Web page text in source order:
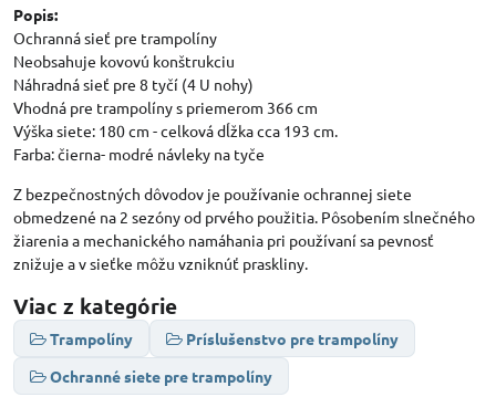
Popis:
Ochranná sieť pre trampolíny
Neobsahuje kovovú konštrukciu
Náhradná sieť pre 8 tyčí (4 U nohy)
Vhodná pre trampolíny s priemerom 366 cm
Výška siete: 180 cm - celková dĺžka cca 193 cm.
Farba: čierna- modré návleky na tyče
Z bezpečnostných dôvodov je používanie ochrannej siete
obmedzené na 2 sezóny od prvého použitia. Pôsobením slnečného
žiarenia a mechanického namáhania pri používaní sa pevnosť
znižuje a v sieťke môžu vzniknúť praskliny.
Viac z kategórie
Trampolíny
Príslušenstvo pre trampolíny
Ochranné siete pre trampolíny